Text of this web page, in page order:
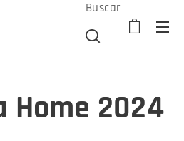
Buscar
Home 2024